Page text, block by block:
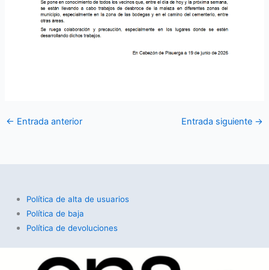
← Entrada anterior Entrada siguiente →
Política de alta de usuarios
Política de baja
Política de devoluciones